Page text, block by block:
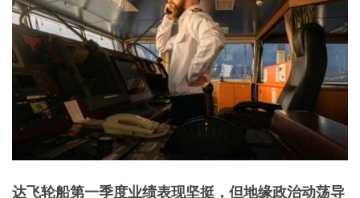
达飞轮船第一季度业绩表现坚挺，但地缘政治动荡导